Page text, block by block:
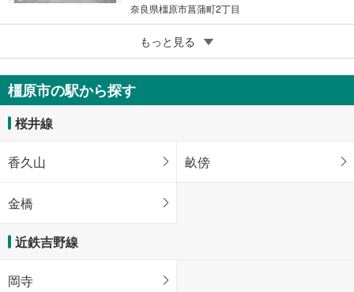
奈良県橿原市菖蒲町2丁目
成約でもらえる
橿原市新口町
2,480万円
6LDK
153.26m （登記）
もっと見る
橿原市の駅から探す
桜井線
香久山 畝傍
金橋
近鉄吉野線
岡寺